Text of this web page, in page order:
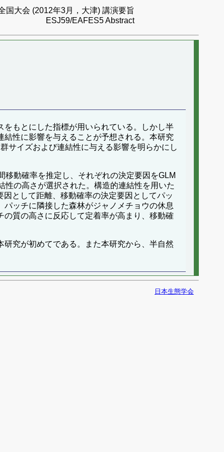
国大会 (2012年3月，大津) 講演要旨
ESJ59/EAFES5 Abstract
もとにした指標が用いられている。しかし半
性に影響を与えることが予想される。本研究
サイズおよび連結性に与える影響を明らかにし
動確率を推定し、それぞれの決定要因をGLM
の高さが選択された。構造的連結性を用いた
として距離、移動確率の決定要因としてパッ
ッチに隣接した森林がジャノメチョウの休息
質の高さに反応して定着率が高まり、移動確
究が初めてである。また本研究から、半自然
日本生態学会